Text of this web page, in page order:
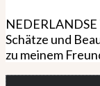
Schätze und
zu meinem